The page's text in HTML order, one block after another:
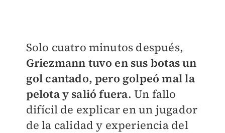
Solo cuatro minutos después,
Griezmann tuvo en sus botas un
gol cantado, pero golpeó mal la
pelota y salió fuera. Un fallo
difícil de explicar en un jugador
de la calidad y experiencia del